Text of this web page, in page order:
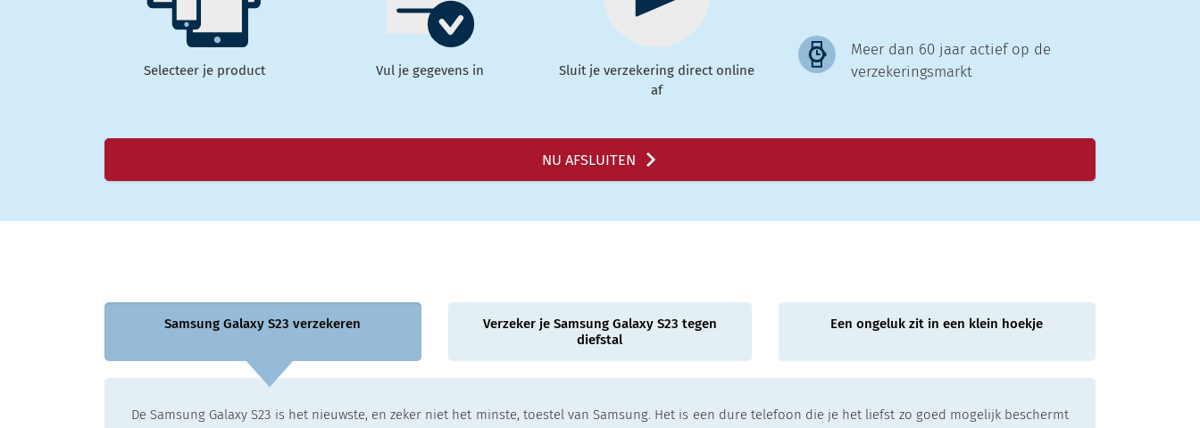
Selecteer je product Vul je gegevens in
Sluit je verzekering direct online
af
Meer dan 60 jaar actief op de
verzekeringsmarkt
NU AFSLUITEN
Samsung Galaxy S23 verzekeren
De Samsung Galaxy S23 is het nieuwste, en zeker niet het minste, toestel van Samsung. Het is een dure telefoon die je het liefst zo goed mogelijk beschermt
Verzeker je Samsung Galaxy S23 tegen
diefstal
Een ongeluk zit in een klein hoekje